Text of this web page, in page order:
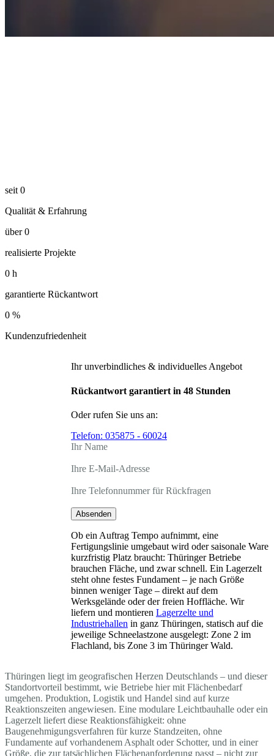
seit 0
Qualität & Erfahrung
über 0
realisierte Projekte
0 h
garantierte Rückantwort
0 %
Kundenzufriedenheit
Ihr unverbindliches & individuelles Angebot
Rückantwort garantiert in 48 Stunden
Oder rufen Sie uns an:
Telefon: 035875 - 60024
Ihr Name
Ihre E-Mail-Adresse
Ihre Telefonnummer für Rückfragen
Absenden
Ob ein Auftrag Tempo aufnimmt, eine
Fertigungslinie umgebaut wird oder saisonale Ware
kurzfristig Platz braucht: Thüringer Betriebe
brauchen Fläche, und zwar schnell. Ein Lagerzelt
steht ohne festes Fundament – je nach Größe
binnen weniger Tage – direkt auf dem
Werksgelände oder der freien Hoffläche. Wir
liefern und montieren Lagerzelte und
Industriehallen in ganz Thüringen, statisch auf die
jeweilige Schneelastzone ausgelegt: Zone 2 im
Flachland, bis Zone 3 im Thüringer Wald.
Thüringen liegt im geografischen Herzen Deutschlands – und dieser
Standortvorteil bestimmt, wie Betriebe hier mit Flächenbedarf
umgehen. Produktion, Logistik und Handel sind auf kurze
Reaktionszeiten angewiesen. Eine modulare Leichtbauhalle oder ein
Lagerzelt liefert diese Reaktionsfähigkeit: ohne
Baugenehmigungsverfahren für kurze Standzeiten, ohne
Fundamente auf vorhandenem Asphalt oder Schotter, und in einer
Größe, die zur tatsächlichen Flächenanforderung passt – nicht zur